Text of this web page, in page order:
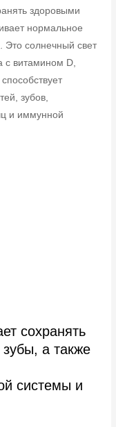
здоровыми
нормальное
солнечный свет
с витамином D,
зубов,
и иммунной
сохранять
а также
системы и